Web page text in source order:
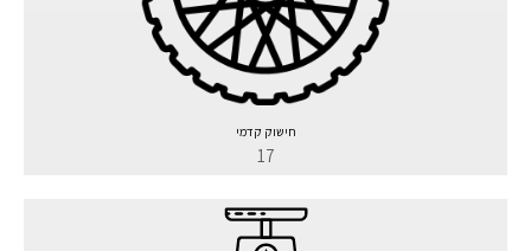
חישוק קדמי
17